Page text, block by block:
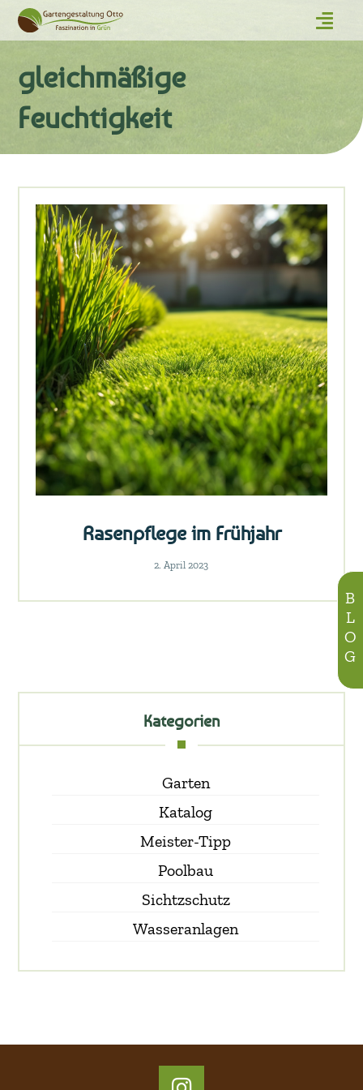
BLOG
gleichmäßige
Feuchtigkeit
Rasenpflege im Frühjahr
2. April 2023
Kategorien
Garten
Katalog
Meister-Tipp
Poolbau
Sichtzschutz
Wasseranlagen